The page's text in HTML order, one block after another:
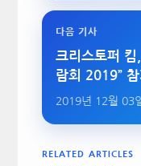
다음 기사
크리스토퍼 킴
람회 2019”
2019년 12월 03
RELATED ARTICLES